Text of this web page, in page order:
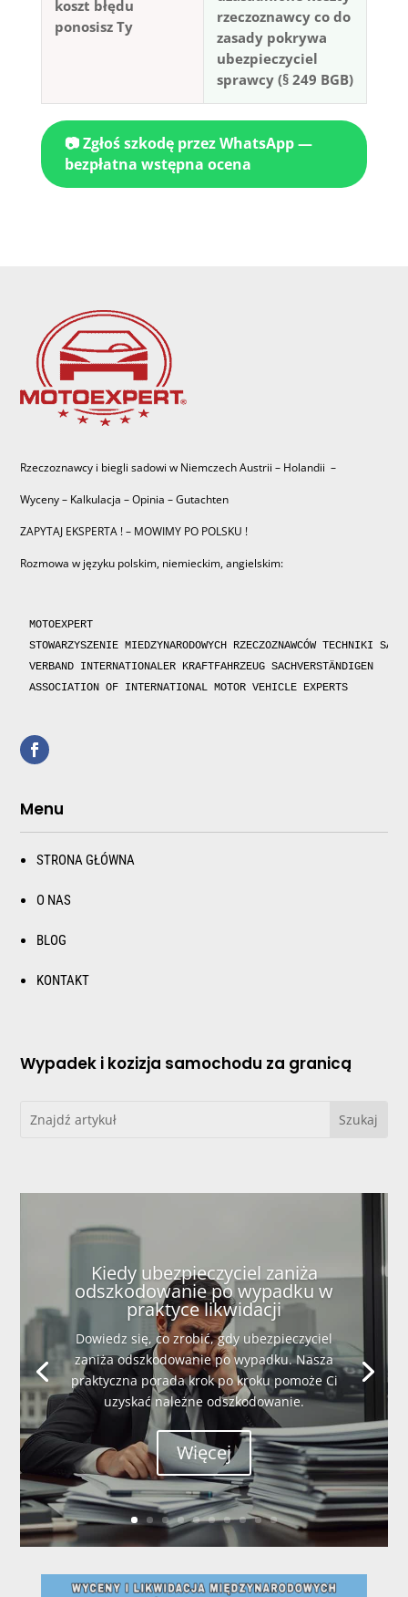
koszt błędu
ponosisz Ty
rzeczoznawcy co do
zasady pokrywa
ubezpieczyciel
sprawcy (§ 249 BGB)
📷 Zgłoś szkodę przez WhatsApp —
bezpłatna wstępna ocena
Rzeczoznawcy i biegli sadowi w Niemczech Austrii – Holandii –
Wyceny – Kalkulacja – Opinia – Gutachten
ZAPYTAJ EKSPERTA ! – MOWIMY PO POLSKU !
Rozmowa w języku polskim, niemieckim, angielskim:
MOTOEXPERT
STOWARZYSZENIE MIEDZYNARODOWYCH RZECZOZNAWCÓW TECHNIKI
VERBAND INTERNATIONALER KRAFTFAHRZEUG SACHVERSTÄNDIGEN
ASSOCIATION OF INTERNATIONAL MOTOR VEHICLE EXPERTS
Menu
STRONA GŁÓWNA
O NAS
BLOG
KONTAKT
Wypadek i kozizja samochodu za granicą
Kiedy ubezpieczyciel zaniża
odszkodowanie po wypadku w
praktyce likwidacji
Dowiedz się, co zrobić, gdy ubezpieczyciel
zaniża odszkodowanie po wypadku. Nasza
praktyczna porada krok po kroku pomoże Ci
uzyskać należne odszkodowanie.
Więcej